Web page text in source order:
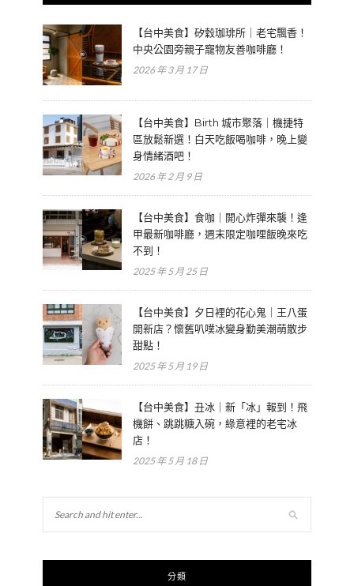
【台中美食】矽穀珈琲所｜老宅飄香！
中央公園旁親子寵物友善咖啡廳！
2026 年 3 月 17 日
【台中美食】Birth 城市聚落｜機捷特
區放鬆新選！白天吃飯喝咖啡，晚上變
身情緒酒吧！
2026 年 2 月 9 日
【台中美食】食咖｜開心炸彈來襲！逢
甲最新咖啡廳，週末限定咖哩飯晚來吃
不到！
2025 年 5 月 25 日
【台中美食】夕日裡的花心鬼｜王八蛋
開新店？懷舊叭噗冰變身勤美潮萌散步
甜點！
2025 年 5 月 19 日
【台中美食】丑冰｜新「冰」報到！飛
機餅、跳跳糖入碗，綠意裡的老宅冰
店！
2025 年 5 月 18 日
分類